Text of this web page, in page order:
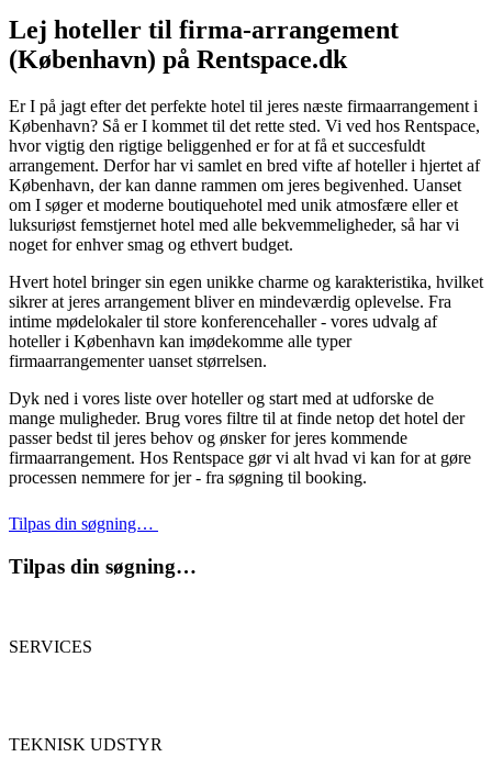
Lej hoteller til firma-arrangement
(København) på Rentspace.dk
Er I på jagt efter det perfekte hotel til jeres næste firmaarrangement i
København? Så er I kommet til det rette sted. Vi ved hos Rentspace,
hvor vigtig den rigtige beliggenhed er for at få et succesfuldt
arrangement. Derfor har vi samlet en bred vifte af hoteller i hjertet af
København, der kan danne rammen om jeres begivenhed. Uanset
om I søger et moderne boutiquehotel med unik atmosfære eller et
luksuriøst femstjernet hotel med alle bekvemmeligheder, så har vi
noget for enhver smag og ethvert budget.
Hvert hotel bringer sin egen unikke charme og karakteristika, hvilket
sikrer at jeres arrangement bliver en mindeværdig oplevelse. Fra
intime mødelokaler til store konferencehaller - vores udvalg af
hoteller i København kan imødekomme alle typer
firmaarrangementer uanset størrelsen.
Dyk ned i vores liste over hoteller og start med at udforske de
mange muligheder. Brug vores filtre til at finde netop det hotel der
passer bedst til jeres behov og ønsker for jeres kommende
firmaarrangement. Hos Rentspace gør vi alt hvad vi kan for at gøre
processen nemmere for jer - fra søgning til booking.
Tilpas din søgning…
Tilpas din søgning…
SERVICES
TEKNISK UDSTYR